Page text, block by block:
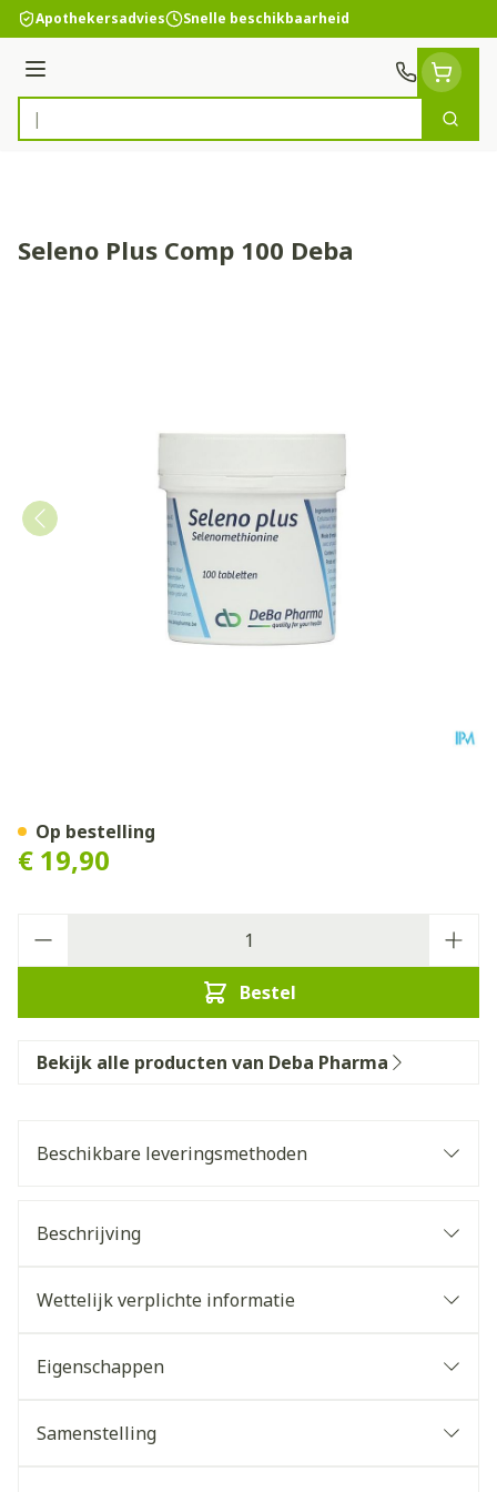
Ga naar de inhoud
Apothekersadvies Snelle beschikbaarheid
Menu
Product, merk, categorie...
Zoek
Seleno Plus Comp 100 Deba
€ 19,90
Bestel
Op bestelling
Bekijk alle producten van Deba Pharma
Beschikbare leveringsmethoden
Beschrijving
Wettelijk verplichte informatie
Eigenschappen
Samenstelling